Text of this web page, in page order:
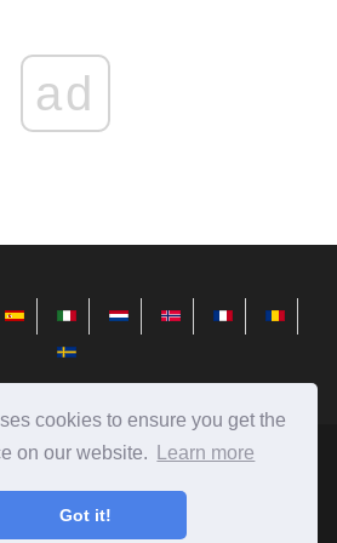
cookies to ensure you get the
on our website.
Learn more
Got it!
ad
Ⓒ2026
de la technologie, critiques sur les
et bien plus encore!